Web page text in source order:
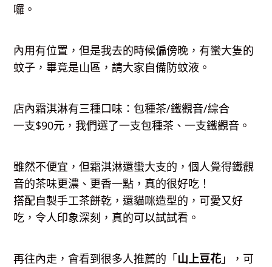
囉。
內用有位置，但是我去的時候偏傍晚，有蠻大隻的
蚊子，畢竟是山區，請大家自備防蚊液。
店內霜淇淋有三種口味：包種茶/鐵觀音/綜合
一支$90元，我們選了一支包種茶、一支鐵觀音。
雖然不便宜，但霜淇淋還蠻大支的，個人覺得鐵觀
音的茶味更濃、更香一點，真的很好吃！
搭配自製手工茶餅乾，還貓咪造型的，可愛又好
吃，令人印象深刻，真的可以試試看。
再往內走，會看到很多人推薦的「山上豆花 」，可